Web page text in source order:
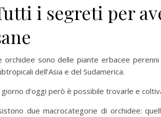
i segreti per
orchidee sono delle piante erbacee
dell’Asia e del Sudamerica.
giorno d’oggi però è possibile trovarle e
due macrocategorie di orchidee: